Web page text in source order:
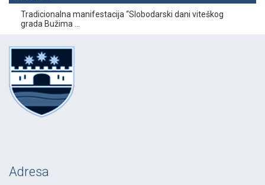
Tradicionalna manifestacija “Slobodarski dani viteškog
grada Bužima ...
Adresa